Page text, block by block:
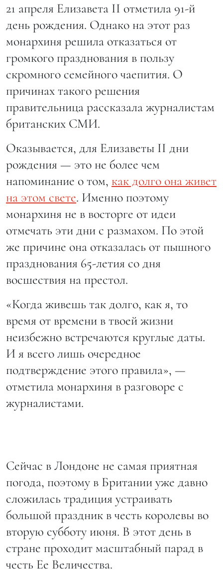
21 апреля Елизавета II отметила 91-й
день рождения. Однако на этот раз
монархиня решила отказаться от
громкого празднования в пользу
скромного семейного чаепития. О
причинах такого решения
правительница рассказала журналистам
британских СМИ.
Оказывается, для Елизаветы II дни
рождения — это не более чем
напоминание о том, как долго она живет
на этом свете. Именно поэтому
монархиня не в восторге от идеи
отмечать эти дни с размахом. По этой
же причине она отказалась от пышного
празднования 65-летия со дня
восшествия на престол.
«Когда живешь так долго, как я, то
время от времени в твоей жизни
неизбежно встречаются круглые даты.
И я всего лишь очередное
подтверждение этого правила», —
отметила монархиня в разговоре с
журналистами.
Сейчас в Лондоне не самая приятная
погода, поэтому в Британии уже давно
сложилась традиция устраивать
большой праздник в честь королевы во
вторую субботу июня. В этот день в
стране проходит масштабный парад в
честь Ее Величества.